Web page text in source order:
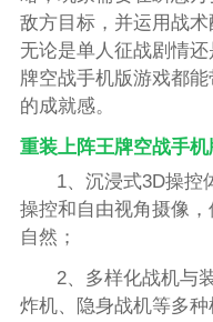
敌方目标，并运用战术
无论是单人征战剧情
牌空战手机版游戏都
的成就感。
重装上阵王牌空战手
1、沉浸式3D操控
操控和自由视角摄像
自然；
2、多样化战机与
炸机、隐身战机等多